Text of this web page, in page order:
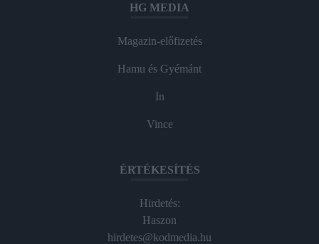
HG MEDIA
Magazin-előfizetés
Hamu és Gyémánt
In
Vince
ÉRTÉKESÍTÉS
Hirdetés:
Haszon
hirdetes@kodmedia.hu